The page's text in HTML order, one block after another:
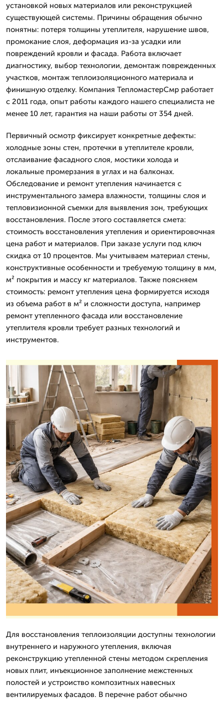
установкой новых материалов или реконструкцией
существующей системы. Причины обращения обычно
понятны: потеря толщины утеплителя, нарушение швов,
промокание слоя, деформация из-за усадки или
повреждений кровли и фасада. Работа включает
диагностику, выбор технологии, демонтаж поврежденных
участков, монтаж теплоизоляционного материала и
финишную отделку. Компания ТепломастерСмр работает
с 2011 года, опыт работы каждого нашего специалиста не
менее 10 лет, гарантия на наши работы от 354 дней.
Первичный осмотр фиксирует конкретные дефекты:
холодные зоны стен, протечки в утеплителе кровли,
отслаивание фасадного слоя, мостики холода и
локальные промерзания в углах и на балконах.
Обследование и ремонт утепления начинается с
инструментального замера влажности, толщины слоя и
тепловизионной съемки для выявления зон, требующих
восстановления. После этого составляется смета:
стоимость восстановления утепления и ориентировочная
цена работ и материалов. При заказе услуги под ключ
скидка от 10 процентов. Мы учитываем материал стены,
конструктивные особенности и требуемую толщину в мм,
м² покрытия и массу кг материалов. Также поясняем
стоимость: ремонт утепления цена формируется исходя
из объема работ в м² и сложности доступа, например
ремонт утепленного фасада или восстановление
утеплителя кровли требует разных технологий и
инструментов.
Для восстановления теплоизоляции доступны технологии
внутреннего и наружного утепления, включая
реконструкцию утепленной стены методом скрепления
новых плит, инъекционное заполнение межстенных
полостей и устроиство композитных навесных
вентилируемых фасадов. В перечне работ обычно